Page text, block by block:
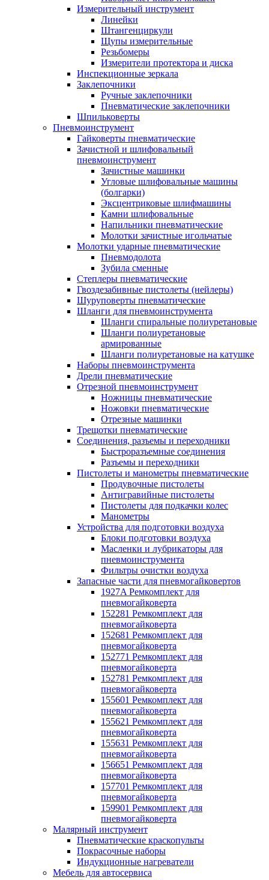
Измерительный инструмент
Линейки
Штангенциркули
Щупы измерительные
Резьбомеры
Измерители протектора и диска
Инспекционные зеркала
Заклепочники
Ручные заклепочники
Пневматические заклепочники
Шпильковерты
Пневмоинструмент
Гайковерты пневматические
Зачистной и шлифовальный
пневмоинструмент
Зачистные машинки
Угловые шлифовальные машины
(болгарки)
Эксцентриковые шлифмашины
Камни шлифовальные
Напильники пневматические
Молотки зачистные игольчатые
Молотки ударные пневматические
Пневмодолота
Зубила сменные
Степлеры пневматические
Гвоздезабивные пистолеты (нейлеры)
Шуруповерты пневматические
Шланги для пневмоинструмента
Шланги спиральные полиуретановые
Шланги полиуретановые
армированные
Шланги полиуретановые на катушке
Наборы пневмоинструмента
Дрели пневматические
Отрезной пневмоинструмент
Ножницы пневматические
Ножовки пневматические
Отрезные машинки
Трещотки пневматические
Соединения, разъемы и переходники
Быстроразъемные соединения
Разъемы и переходники
Пистолеты и манометры пневматические
Продувочные пистолеты
Антигравийные пистолеты
Пистолеты для подкачки колес
Манометры
Устройства для подготовки воздуха
Блоки подготовки воздуха
Масленки и лубрикаторы для
пневмоинструмента
Фильтры очистки воздуха
Запасные части для пневмогайковертов
1927A Ремкомплект для
пневмогайковерта
152281 Ремкомплект для
пневмогайковерта
152681 Ремкомплект для
пневмогайковерта
152771 Ремкомплект для
пневмогайковерта
152781 Ремкомплект для
пневмогайковерта
155601 Ремкомплект для
пневмогайковерта
155621 Ремкомплект для
пневмогайковерта
155631 Ремкомплект для
пневмогайковерта
156651 Ремкомплект для
пневмогайковерта
157701 Ремкомплект для
пневмогайковерта
159901 Ремкомплект для
пневмогайковерта
Малярный инструмент
Пневматические краскопульты
Покрасочные наборы
Индукционные нагреватели
Мебель для автосервиса